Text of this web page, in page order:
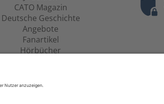
CATO Magazin
Deutsche Geschichte
Angebote
Fanartikel
Hörbücher